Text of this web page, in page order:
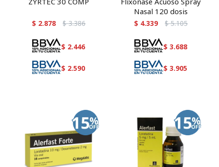
$ 2.878 $ 3.386
$ 2.446
$ 2.590
Nasal 120 dosis
$ 4.339 $ 5.105
$ 3.688
$ 3.905